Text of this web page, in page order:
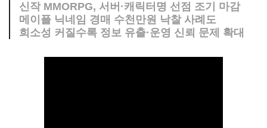
신작 MMORPG, 서버·캐릭터명 선점 조기 마감
메이플 닉네임 경매 수천만원 낙찰 사례도
희소성 커질수록 정보 유출·운영 신뢰 문제 확대